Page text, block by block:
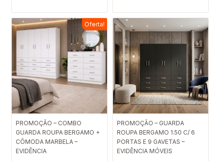
Oferta!
PROMOÇÃO – COMBO
GUARDA ROUPA BERGAMO +
CÔMODA MARBELA –
EVIDÊNCIA
O
preço
original
O
preço
PROMOÇÃO – GUARDA
ROUPA BERGAMO 1.50 C/ 6
PORTAS E 9 GAVETAS –
EVIDÊNCIA MÓVEIS
de